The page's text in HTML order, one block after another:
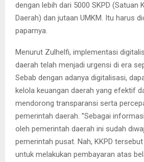
dengan lebih dari 5000 SKPD (Satuan
Daerah) dan jutaan UMKM. Itu harus
paparnya.
Menurut Zulhelfi, implementasi
daerah telah menjadi urgensi di era
Sebab dengan adanya digitalisasi,
kelola keuangan daerah yang efektif
mendorong transparansi serta
pemerintah daerah. ”Sebagai
oleh pemerintah daerah ini sudah
pemerintah pusat. Nah, KKPD
untuk melakukan pembayaran atas